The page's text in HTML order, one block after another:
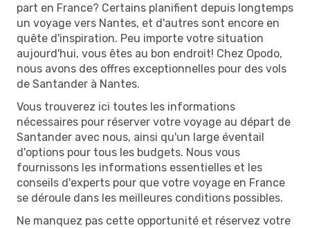
part en France? Certains planifient depuis longtemps
un voyage vers Nantes, et d'autres sont encore en
quête d'inspiration. Peu importe votre situation
aujourd'hui, vous êtes au bon endroit! Chez Opodo,
nous avons des offres exceptionnelles pour des vols
de Santander à Nantes.
Vous trouverez ici toutes les informations
nécessaires pour réserver votre voyage au départ de
Santander avec nous, ainsi qu'un large éventail
d'options pour tous les budgets. Nous vous
fournissons les informations essentielles et les
conseils d'experts pour que votre voyage en France
se déroule dans les meilleures conditions possibles.
Ne manquez pas cette opportunité et réservez votre